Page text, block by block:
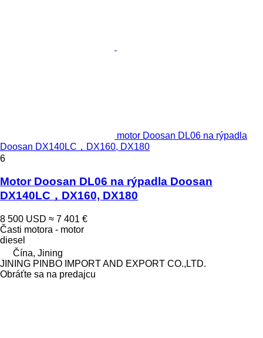
motor Doosan DL06 na rýpadla
Doosan DX140LC，DX160, DX180
6
Motor Doosan DL06 na rýpadla Doosan
DX140LC，DX160, DX180
8 500 USD ≈ 7 401 €
Časti motora - motor
diesel
Čína, Jining
JINING PINBO IMPORT AND EXPORT CO.,LTD.
Obráťte sa na predajcu